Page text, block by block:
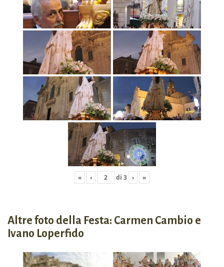
« ‹ di 3 › »
Altre foto della Festa: Carmen Cambio e
Ivano Loperfido